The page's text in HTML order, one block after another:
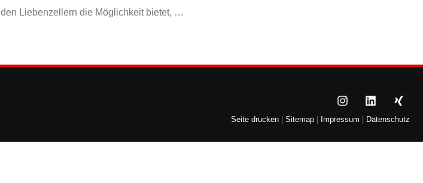
Liebenzellern die Möglichkeit bietet, …
Seite drucken Sitemap Impressum Datenschutz